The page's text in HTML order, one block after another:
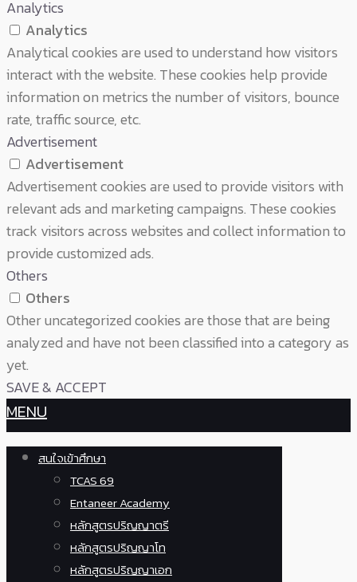
Analytics
Analytics
Analytical cookies are used to understand how visitors
interact with the website. These cookies help provide
information on metrics the number of visitors, bounce
rate, traffic source, etc.
Advertisement
Advertisement
Advertisement cookies are used to provide visitors with
relevant ads and marketing campaigns. These cookies
track visitors across websites and collect information to
provide customized ads.
Others
Others
Other uncategorized cookies are those that are being
analyzed and have not been classified into a category as
yet.
SAVE & ACCEPT
MENU
สนใจเข้าศึกษา
TCAS 69
Entaneer Academy
หลักสูตรปริญญาตรี
หลักสูตรปริญญาโท
หลักสูตรปริญญาเอก